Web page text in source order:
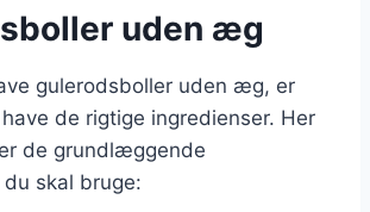
uden æg
gulerodsboller uden æg, er
de rigtige ingredienser. Her
de grundlæggende
skal bruge: